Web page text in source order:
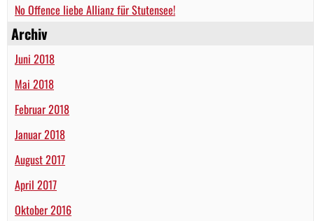
No Offence liebe Allianz für Stutensee!
Archiv
Juni 2018
Mai 2018
Februar 2018
Januar 2018
August 2017
April 2017
Oktober 2016